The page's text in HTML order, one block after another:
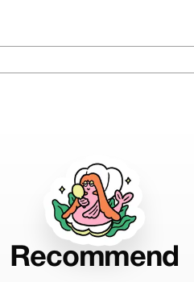
Recommend